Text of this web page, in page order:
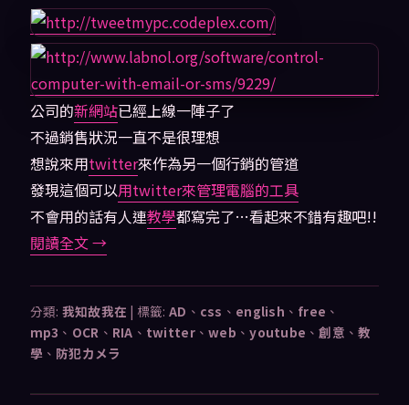
公司的新網站已經上線一陣子了
不過銷售狀況一直不是很理想
想說來用twitter來作為另一個行銷的管道
發現這個可以用twitter來管理電腦的工具
不會用的話有人連教學都寫完了…看起來不錯有趣吧!!
閱讀全文→
分類: 我知故我在 | 標籤: AD 、 css 、 english 、 free 、
mp3 、 OCR 、 RIA 、 twitter、web 、youtube 、創意 、教
學、 防犯カメラ